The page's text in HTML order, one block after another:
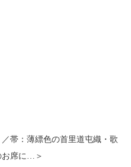
帯：薄縹色の首里道屯織・歌
お席に…＞